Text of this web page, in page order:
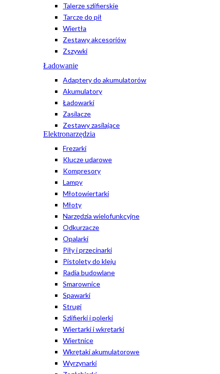
Talerze szlifierskie
Tarcze do pił
Wiertła
Zestawy akcesoriów
Zszywki
Ładowanie
Adaptery do akumulatorów
Akumulatory
Ładowarki
Zasilacze
Zestawy zasilające
Elektronarzędzia
Frezarki
Klucze udarowe
Kompresory
Lampy
Młotowiertarki
Młoty
Narzędzia wielofunkcyjne
Odkurzacze
Opalarki
Piły i przecinarki
Pistolety do kleju
Radia budowlane
Smarownice
Spawarki
Strugi
Szlifierki i polerki
Wiertarki i wkrętarki
Wiertnice
Wkrętaki akumulatorowe
Wyrzynarki